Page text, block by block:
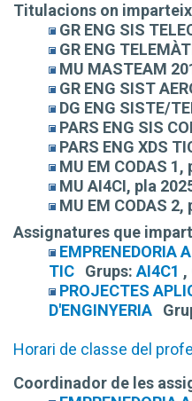
Titulacions on
GR ENG SIS
GR ENG
MU MASTEAM
GR ENG SIST
DG ENG SISTE/
PARS ENG SIS
PARS ENG XDS
MU EM CODAS 1,
MU AI4CI, pla
MU EM CODAS 2,
Assignatures que
EMPRENEDORIA
TIC
Grups: AI4C1 ,
PROJECTES
D'ENGINYERIA
Horari de classe del
Coordinador de les